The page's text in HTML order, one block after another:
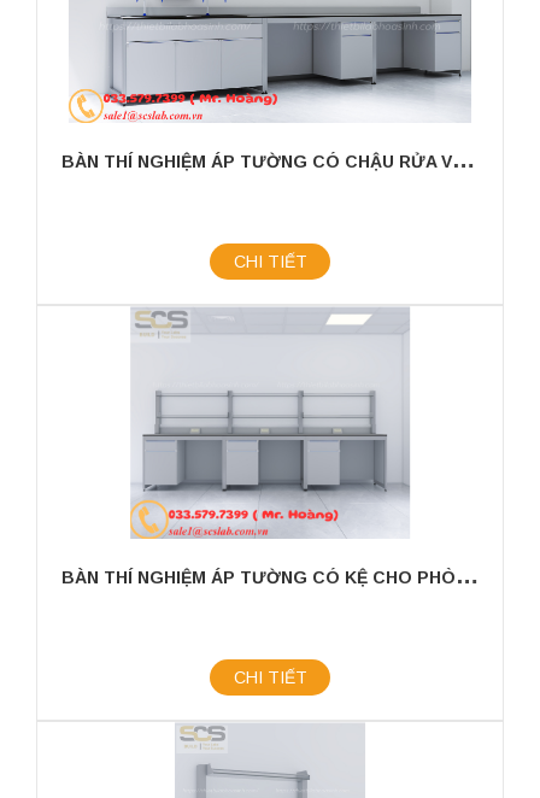
B
ÀN THÍ NGHIỆM ÁP TƯỜNG CÓ CHẬU RỬA VÀ GIÁ TREO KÍCH THƯỚC 3000X750X800MM
CHI TIẾT
B
ÀN THÍ NGHIỆM ÁP TƯỜNG CÓ KỆ CHO PHÒNG THÍ NGHIỆM KÍCH THƯỚC 3600MM
CHI TIẾT